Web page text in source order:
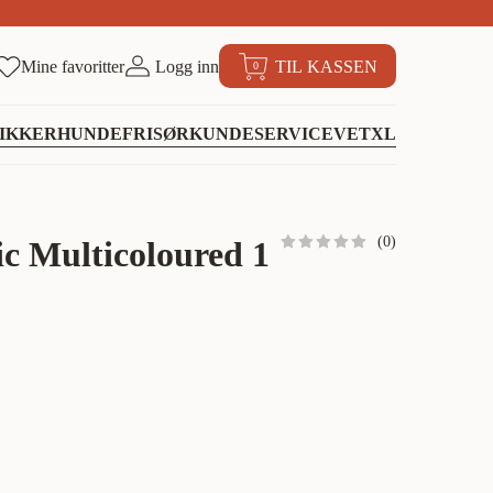
Mine favoritter Logg inn 0 TIL KASSEN
HUNDEFRISØRKUNDESERVICEVETXL
Multicoloured 1
(0)